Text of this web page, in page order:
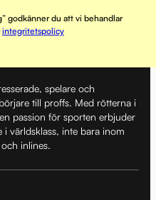
godkänner du att vi behandlar
integritetspolicy
spelare och
till proffs. Med rötterna i
passion för sporten erbjuder
världsklass, inte bara inom
inlines.